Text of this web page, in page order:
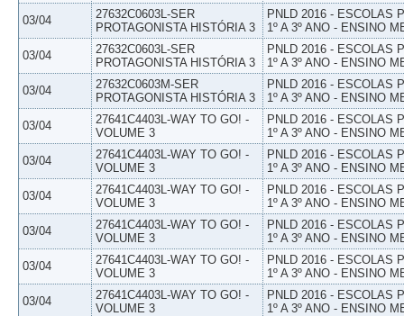
03/04
27632C0603L-SER
PROTAGONISTA HISTÓRIA 3
PNLD 2016 - ESCOLAS
1º A 3º ANO - ENSINO
03/04
27632C0603L-SER
PROTAGONISTA HISTÓRIA 3
PNLD 2016 - ESCOLAS
1º A 3º ANO - ENSINO
03/04
27632C0603M-SER
PROTAGONISTA HISTÓRIA 3
PNLD 2016 - ESCOLAS
1º A 3º ANO - ENSINO
03/04
27641C4403L-WAY TO GO! -
VOLUME 3
PNLD 2016 - ESCOLAS
1º A 3º ANO - ENSINO
03/04
27641C4403L-WAY TO GO! -
VOLUME 3
PNLD 2016 - ESCOLAS
1º A 3º ANO - ENSINO
03/04
27641C4403L-WAY TO GO! -
VOLUME 3
PNLD 2016 - ESCOLAS
1º A 3º ANO - ENSINO
03/04
27641C4403L-WAY TO GO! -
VOLUME 3
PNLD 2016 - ESCOLAS
1º A 3º ANO - ENSINO
03/04
27641C4403L-WAY TO GO! -
VOLUME 3
PNLD 2016 - ESCOLAS
1º A 3º ANO - ENSINO
03/04
27641C4403L-WAY TO GO! -
VOLUME 3
PNLD 2016 - ESCOLAS
1º A 3º ANO - ENSINO